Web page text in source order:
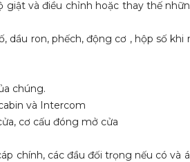
và điều chỉnh hoặc thay thế
dầu ron, phếch, động cơ , hộp số
chúng.
và Intercom
cơ cấu đóng mở cửa
chính, các đầu đối trọng nếu có